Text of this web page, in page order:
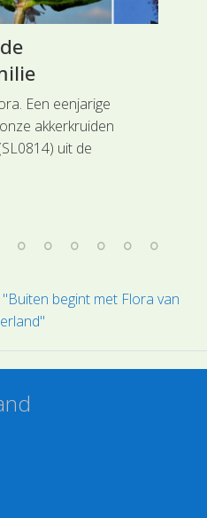
Een eenjarige
akkerkruiden
uit de
begint met Flora van